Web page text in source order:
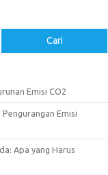
Cari
Emisi CO2
Emisi
Apa yang Harus